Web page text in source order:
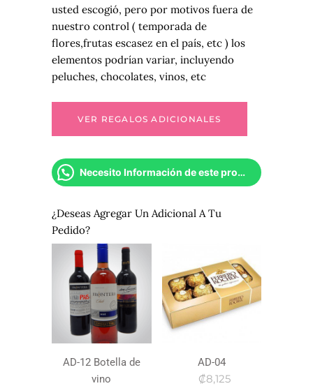
usted escogió, pero por motivos fuera de
nuestro control ( temporada de
flores,frutas escasez en el país, etc ) los
elementos podrían variar, incluyendo
peluches, chocolates, vinos, etc
Necesito Información de este producto
¿Deseas Agregar Un Adicional A Tu
Pedido?
AD-12 Botella de
vino
AD-04
₡8,125